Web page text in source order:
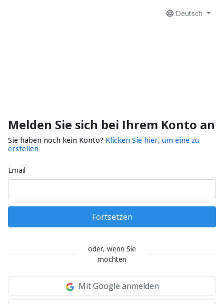
Deutsch
Melden Sie sich bei Ihrem Konto an
Sie haben noch kein Konto? Klicken Sie hier, um eine zu
erstellen
Email
Fortsetzen
oder, wenn Sie
möchten
Mit Google anmelden